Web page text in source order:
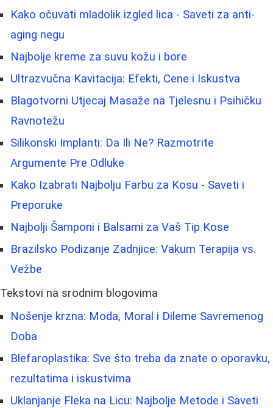
Kako očuvati mladolik izgled lica - Saveti za anti-
aging negu
Najbolje kreme za suvu kožu i bore
Ultrazvučna Kavitacija: Efekti, Cene i Iskustva
Blagotvorni Utjecaj Masaže na Tjelesnu i Psihičku
Ravnotežu
Silikonski Implanti: Da Ili Ne? Razmotrite
Argumente Pre Odluke
Kako Izabrati Najbolju Farbu za Kosu - Saveti i
Preporuke
Najbolji Šamponi i Balsami za Vaš Tip Kose
Brazilsko Podizanje Zadnjice: Vakum Terapija vs.
Vežbe
Tekstovi na srodnim blogovima
Nošenje krzna: Moda, Moral i Dileme Savremenog
Doba
Blefaroplastika: Sve što treba da znate o oporavku,
rezultatima i iskustvima
Uklanjanje Fleka na Licu: Najbolje Metode i Saveti